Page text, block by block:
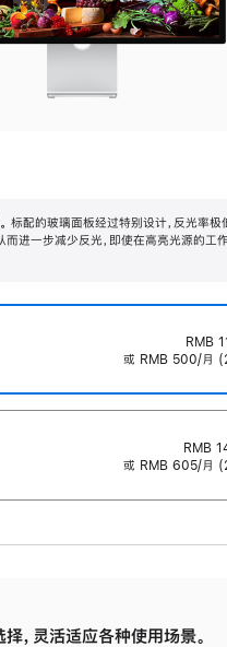
标配的玻璃面板经过特别设计，反光率极
而进一步减少反光，即使在高亮光源的工
RMB
或 RMB 500/月
RMB
或 RMB 605/月
择，灵活适应各种使用场景。